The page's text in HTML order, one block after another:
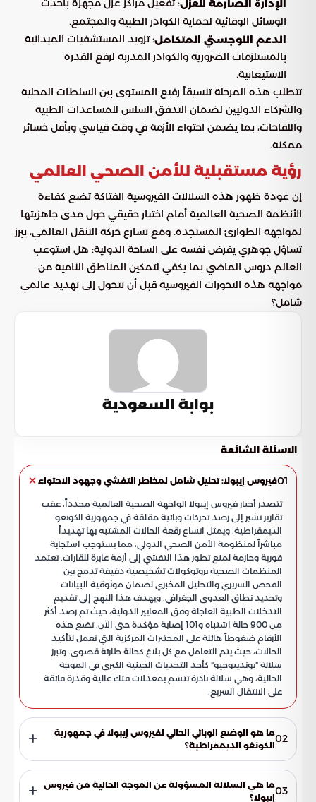
الإدارة الصارمة للعزل: تفعيل مراكز عزل مجهزة بأحدث
الوسائل الوقائية لحماية الكوادر الطبية والمجتمع.
الدعم اللوجستي المتكامل: تزويد المستشفيات الميدانية
بالمستلزمات الضرورية والكوادر المدربة لرفع القدرة
الاستيعابية.
تتطلب هذه المرحلة تنسيقاً رفيع المستوى بين السلطات المحلية
والشركاء الدوليين لضمان التدفق السلس للمساعدات الطبية
واللقاحات، بما يضمن احتواء الأزمة في وقت قياسي وبأقل خسائر
ممكنة.
رؤية مستقبلية للأمن الصحي العالمي
إن عودة ظهور هذه السلالات الفيروسية الفتاكة تضع كفاءة
الأنظمة الصحية العالمية أمام اختبار حقيقي حول مدى جاهزيتها
لمواجهة الطوارئ المستجدة. ومع تسارع حركة التنقل العالمي، يبرز
تساؤل جوهري يفرض نفسه على الساحة الدولية: هل استوعب
العالم دروس الماضي بما يكفي لتمكين المناطق النامية من
مواجهة هذه التحورات الفيروسية قبل أن تتحول إلى تهديد عالمي
شامل؟
بوابة السعودية
الاسئلة الشائعة
01فيروس إيبولا: تحليل شامل لمخاطر التفشي وجهود الاحتواء
تتصدر أخبار فيروس إيبولا الواجهة الصحية العالمية مجدداً، عقب
تقارير تشير إلى رصد تحركات وبائية مقلقة في جمهورية الكونغو
الديمقراطية. ويمثل اتساع رقعة الحالات المشتبه بها تهديداً
مباشراً لمنظومة الأمن الصحي الدولي، مما يستوجب استجابة
فورية وحازمة لمنع تطور هذا التفشي إلى أزمة عابرة للقارات. تعتمد
المنظمات الصحية بروتوكولات تشخيصية دقيقة تدمج بين
الفحص السريري والتحليل المخبري لضمان موثوقية البيانات
وتحديد نطاق العدوى الجغرافي. ويهدف هذا النهج إلى تقديم
التدخلات الطبية العاجلة وفق المعايير الدولية، حيث تم رصد أكثر
من 900 حالة اشتباه و101 إصابة مؤكدة حتى الآن. تضع هذه
الأرقام ضغوطاً هائلة على المختبرات المركزية التي تعمل لتأكيد
الحالات، حيث يتم التعامل مع كل بلاغ كحالة طارئة قصوى. وتبرز
سلالة "بونديبوجيو" كأحد التحديات الجينية الكبرى في الموجة
الحالية، وهي سلالة نادرة تتسم بمعدلات فتك عالية وقدرة فائقة
على الانتقال السريع.
02ما هو الوضع الوبائي الحالي لفيروس إيبولا في جمهورية
الكونغو الديمقراطية؟
حالة اشتباه وإصابة 101 حالة مؤكدة بالفيروس. هذا الارتفاع
استدعى رفع مستوى التهديد إلى الدرجة القصوى في المناطق03ما هي السلالة المسؤولة عن الموجة الحالية من فيروس
إيبولا؟